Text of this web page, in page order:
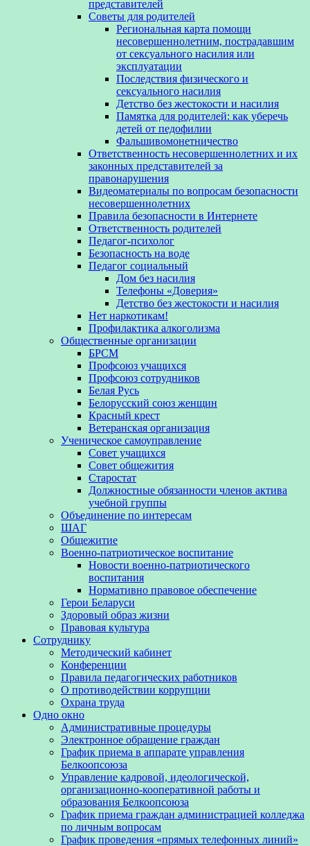
представителей
Советы для родителей
Региональная карта помощи
несовершеннолетним, пострадавшим
от сексуального насилия или
эксплуатации
Последствия физического и
сексуального насилия
Детство без жестокости и насилия
Памятка для родителей: как уберечь
детей от педофилии
Фальшивомонетничество
Ответственность несовершеннолетних и их
законных представителей за
правонарушения
Видеоматериалы по вопросам безопасности
несовершеннолетних
Правила безопасности в Интернете
Ответственность родителей
Педагог-психолог
Безопасность на воде
Педагог социальный
Дом без насилия
Телефоны «Доверия»
Детство без жестокости и насилия
Нет наркотикам!
Профилактика алкоголизма
Общественные организации
БРСМ
Профсоюз учащихся
Профсоюз сотрудников
Белая Русь
Белорусский союз женщин
Красный крест
Ветеранская организация
Ученическое самоуправление
Совет учащихся
Совет общежития
Старостат
Должностные обязанности членов актива
учебной группы
Объединение по интересам
ШАГ
Общежитие
Военно-патриотическое воспитание
Новости военно-патриотического
воспитания
Нормативно правовое обеспечение
Герои Беларуси
Здоровый образ жизни
Правовая культура
Сотруднику
Методический кабинет
Конференции
Правила педагогических работников
О противодействии коррупции
Охрана труда
Одно окно
Административные процедуры
Электронное обращение граждан
График приема в аппарате управления
Белкоопсоюза
Управление кадровой, идеологической,
организационно-кооперативной работы и
образования Белкоопсоюза
График приема граждан администрацией колледжа
по личным вопросам
График проведения «прямых телефонных линий»